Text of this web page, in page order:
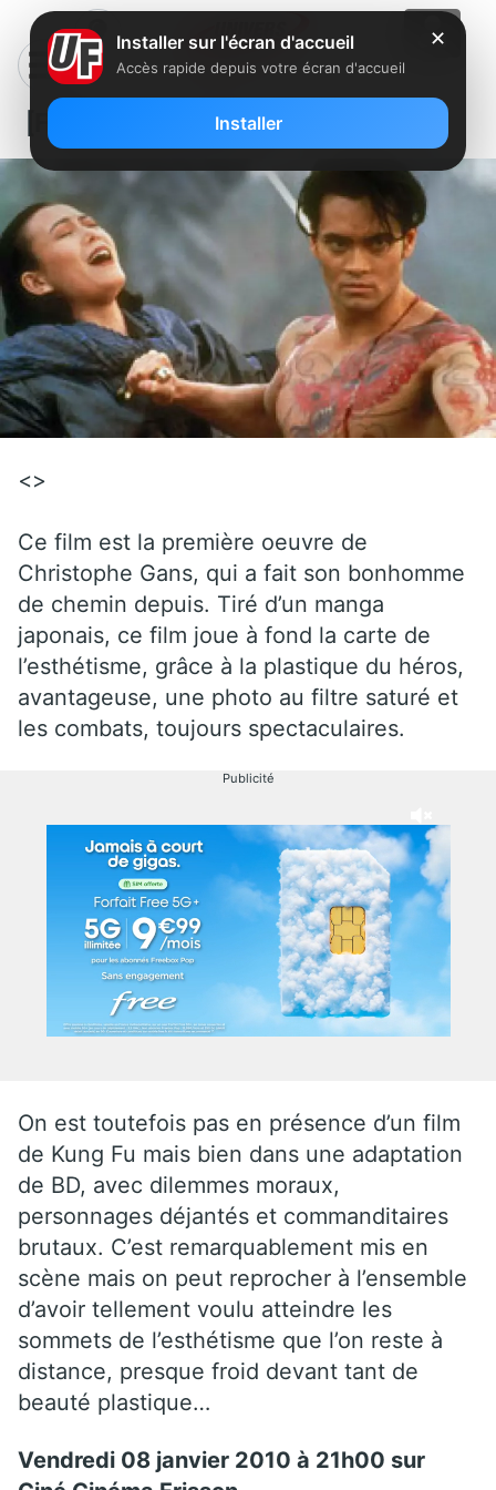
[Film] Crying Freeman
<>
Ce film est la première oeuvre de
Christophe Gans, qui a fait son bonhomme
de chemin depuis. Tiré d’un manga
japonais, ce film joue à fond la carte de
l’esthétisme, grâce à la plastique du héros,
avantageuse, une photo au filtre saturé et
les combats, toujours spectaculaires.
Publicité
On est toutefois pas en présence d’un film
de Kung Fu mais bien dans une adaptation
de BD, avec dilemmes moraux,
personnages déjantés et commanditaires
brutaux. C’est remarquablement mis en
scène mais on peut reprocher à l’ensemble
d’avoir tellement voulu atteindre les
sommets de l’esthétisme que l’on reste à
distance, presque froid devant tant de
beauté plastique…
Vendredi 08 janvier 2010 à 21h00 sur
✕
Installer sur l'écran d'accueil
Accès rapide depuis votre écran d'accueil
Installer